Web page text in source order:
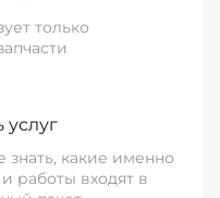
только
услуг
знать, какие именно
работы входят в